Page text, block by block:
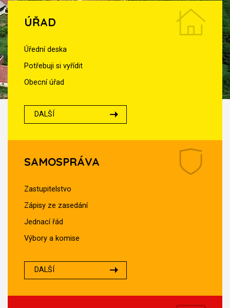
ÚŘAD
Úřední deska
Potřebuji si vyřídit
Obecní úřad
DALŠÍ
SAMOSPRÁVA
Zastupitelstvo
Zápisy ze zasedání
Jednací řád
Výbory a komise
DALŠÍ